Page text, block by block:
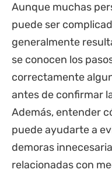
Aunque muchas
puede ser
generalmente
se conocen los
correctamente
antes de confirmar
Además, entender
puede ayudarte a
demoras
relacionadas con